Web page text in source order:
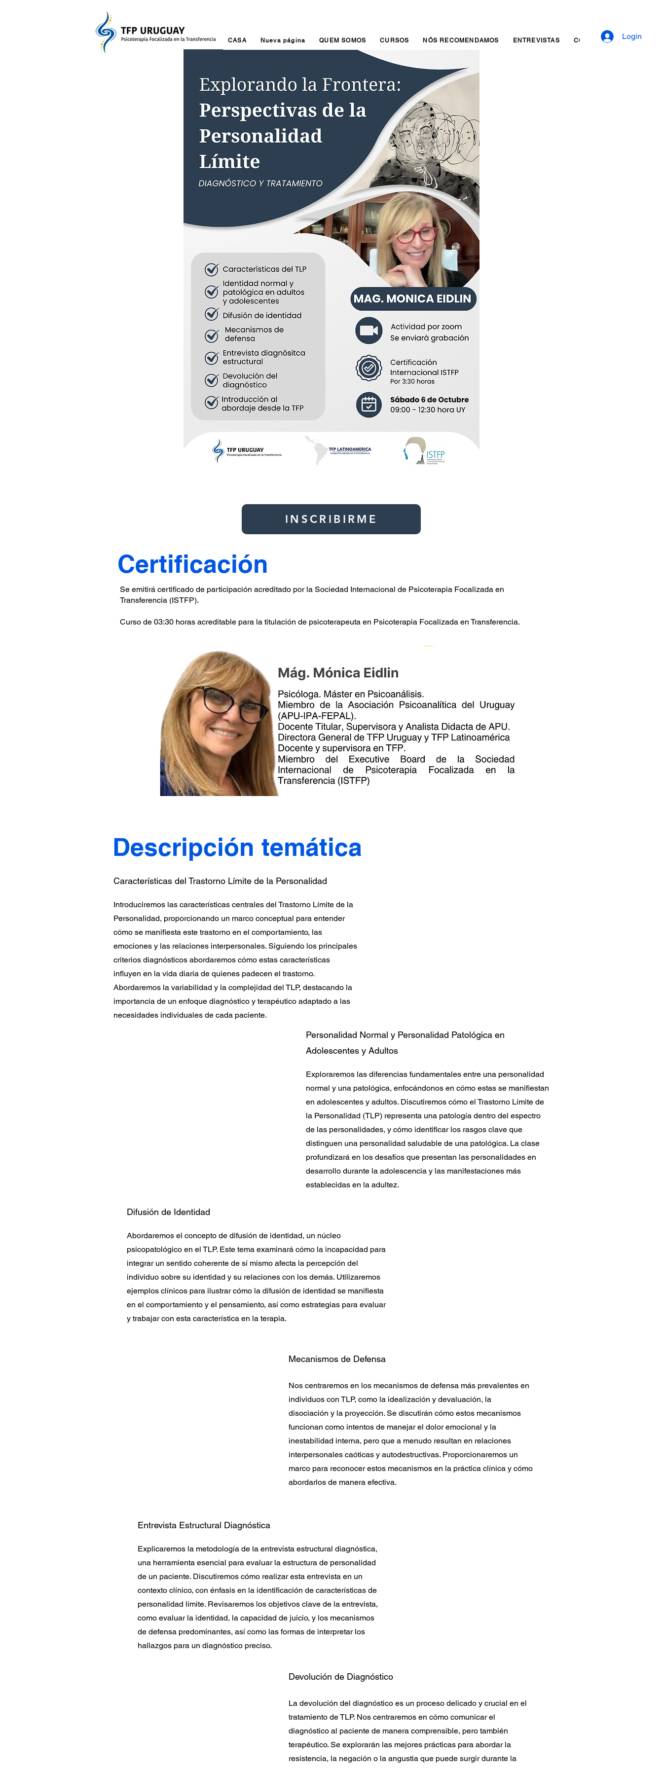
CASA Nueva página QUEM SOMOS CURSOS NÓS RECOMENDAMOS ENTREVISTAS CONTATO Reserva
Login
INSCRIBIRME
Certificación
Se emitirá certificado de participación acreditado por la Sociedad Internacional de Psicoterapia Focalizada en
Transferencia (ISTFP).
Curso de 03:30 horas acreditable para la titulación de psicoterapeuta en Psicoterapia Focalizada en Transferencia.
Descripción temática
Características del Trastorno Límite de la Personalidad
Introduciremos las características centrales del Trastorno Límite de la
Personalidad, proporcionando un marco conceptual para entender
cómo se manifiesta este trastorno en el comportamiento, las
emociones y las relaciones interpersonales. Siguiendo los principales
criterios diagnósticos abordaremos cómo estas características
influyen en la vida diaria de quienes padecen el trastorno.
Abordaremos la variabilidad y la complejidad del TLP, destacando la
importancia de un enfoque diagnóstico y terapéutico adaptado a las
necesidades individuales de cada paciente.
Personalidad Normal y Personalidad Patológica en
Adolescentes y Adultos
Exploraremos las diferencias fundamentales entre una personalidad
normal y una patológica, enfocándonos en cómo estas se manifiestan
en adolescentes y adultos. Discutiremos cómo el Trastorno Límite de
la Personalidad (TLP) representa una patología dentro del espectro
de las personalidades, y cómo identificar los rasgos clave que
distinguen una personalidad saludable de una patológica. La clase
profundizará en los desafíos que presentan las personalidades en
desarrollo durante la adolescencia y las manifestaciones más
establecidas en la adultez.
Difusión de Identidad
Abordaremos el concepto de difusión de identidad, un núcleo
psicopatológico en el TLP. Este tema examinará cómo la incapacidad para
integrar un sentido coherente de sí mismo afecta la percepción del
individuo sobre su identidad y su relaciones con los demás. Utilizaremos
ejemplos clínicos para ilustrar cómo la difusión de identidad se manifiesta
en el comportamiento y el pensamiento, así como estrategias para evaluar
y trabajar con esta característica en la terapia.
Mecanismos de Defensa
Nos centraremos en los mecanismos de defensa más prevalentes en
individuos con TLP, como la idealización y devaluación, la
disociación y la proyección. Se discutirán cómo estos mecanismos
funcionan como intentos de manejar el dolor emocional y la
inestabilidad interna, pero que a menudo resultan en relaciones
interpersonales caóticas y autodestructivas. Proporcionaremos un
marco para reconocer estos mecanismos en la práctica clínica y cómo
abordarlos de manera efectiva.
Entrevista Estructural Diagnóstica
Explicaremos la metodología de la entrevista estructural diagnóstica,
una herramienta esencial para evaluar la estructura de personalidad
de un paciente. Discutiremos cómo realizar esta entrevista en un
contexto clínico, con énfasis en la identificación de características de
personalidad límite. Revisaremos los objetivos clave de la entrevista,
como evaluar la identidad, la capacidad de juicio, y los mecanismos
de defensa predominantes, así como las formas de interpretar los
hallazgos para un diagnóstico preciso.
Devolución de Diagnóstico
La devolución del diagnóstico es un proceso delicado y crucial en el
tratamiento de TLP. Nos centraremos en cómo comunicar el
diagnóstico al paciente de manera comprensible, pero también
terapéutico. Se explorarán las mejores prácticas para abordar la
resistencia, la negación o la angustia que puede surgir durante la